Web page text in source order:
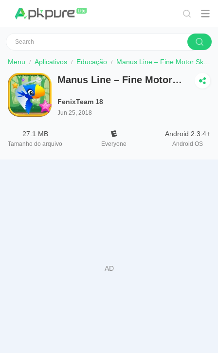
Menu Aplicativos Educação Manus Line – Fine Motor Skills Development
Manus Line – Fine Motor
FenixTeam 18
Jun 25, 2018
27.1 MB
Tamanho do arquivo Everyone
Android 2.3.4+
Android OS